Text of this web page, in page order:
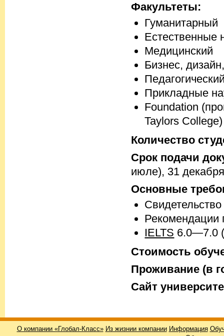
Факультеты:
Гуманитарный
Естественные
Медицинский
Бизнес,
Прикладные
Foundation
Taylors College)
Количество
Срок подачи
июле), 31
Основные
Рекомендации
IELTS 6.0—7.0
Стоимость
Проживание (в
Cайт
О компании «Глобал-Класс» Из жизнии компании Информация